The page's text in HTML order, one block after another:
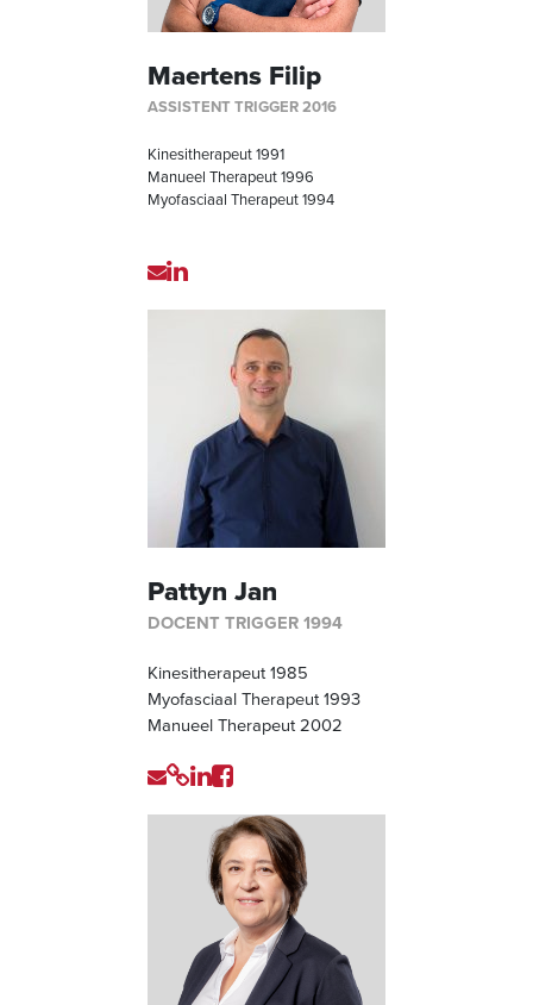
Maertens Filip
ASSISTENT TRIGGER 2016
Kinesitherapeut 1991
Manueel Therapeut 1996
Myofasciaal Therapeut 1994
Pattyn Jan
DOCENT TRIGGER 1994
Kinesitherapeut 1985
Myofasciaal Therapeut 1993
Manueel Therapeut 2002